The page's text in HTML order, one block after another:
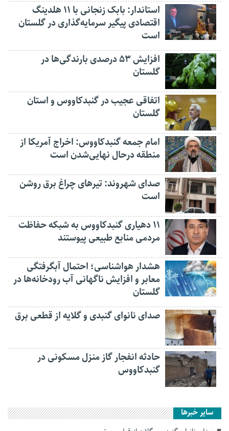
استاندار: بابک زنجانی با ۱۱ هلدینگ
اقتصادی پیگیر سرمایه‌گذاری در گلستان
است
افزایش ۵۳ درصدی بارندگی‌ها در
گلستان
اتفاقی عجیب در‌ گنبدکاووس و استان
گلستان
امام جمعه گنبدکاووس: اخراج آمریکا از
منطقه درحال نهایی‌شدن است
صدای شهروند: تیرهای چراغ برق روشن
است
۱۱ دهیاری گنبدکاووس به شبکه حفاظت
مردمی منابع طبیعی پیوستند
هشدار هواشناسی؛ احتمال آبگرفتگی
معابر و افزایش ناگهانی آب رودخانه‌ها در
گلستان
صدای نانوای گنبدی و گلایه از قطعی برق
حادثه انفجار گاز منزل مسکونی در
گنبدکاووس
سایر خبرها